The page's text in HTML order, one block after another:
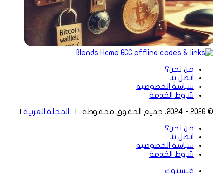
من نحن؟
اتصل بنا
سياسة الخصوصية
شروط الخدمة
© 2026 - 2024، جميع الحقوق محفوظة | المجلة العربية
من نحن؟
اتصل بنا
سياسة الخصوصية
شروط الخدمة
فيسبوك